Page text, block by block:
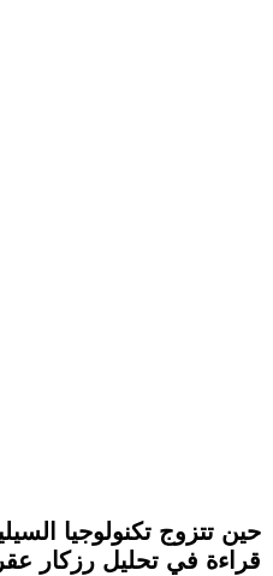
حين تتزوج تكنولوجيا
قراءة في تحليل رزكار